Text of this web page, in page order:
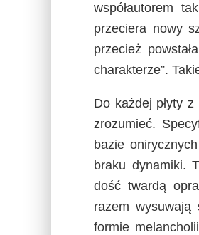
współautorem
przeciera nowy
przecież
charakterze”.
Do każdej płyty
zrozumieć.
bazie
braku dynamiki.
dość twardą
razem wysuwają
formie